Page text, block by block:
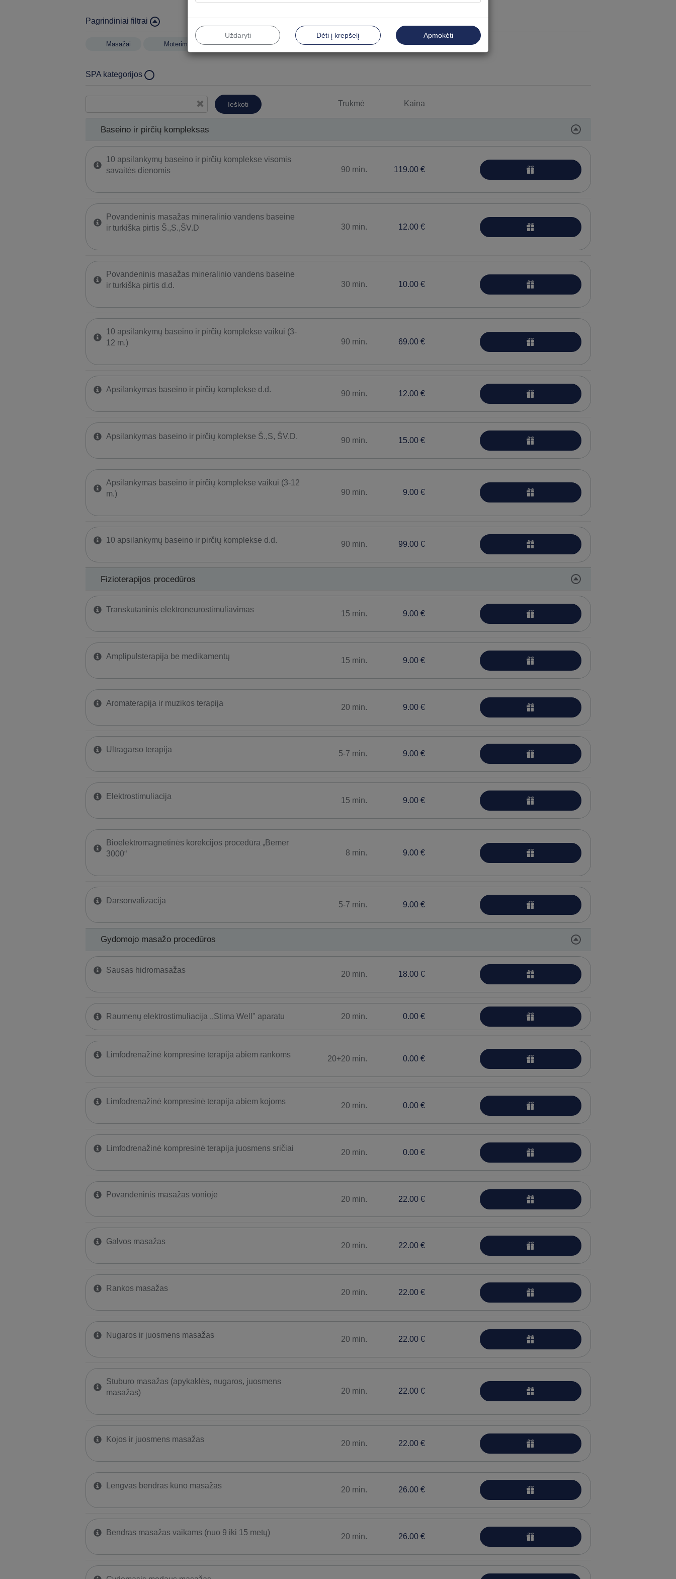
Pagrindiniai filtrai
Masažai Moterims Vyrams
SPA kategorijos
Baseino ir pirčių kompleksas
Gydomojo purvo procedūros
Kineziterapija
Ieškoti Trukmė Kaina
Baseino ir pirčių kompleksas
10 apsilankymų baseino ir pirčių komplekse visomis
savaitės dienomis
90 min. 119.00 €
Povandeninis masažas mineralinio vandens baseine
ir turkiška pirtis Š.,S.,ŠV.D
30 min. 12.00 €
Povandeninis masažas mineralinio vandens baseine
ir turkiška pirtis d.d.
30 min. 10.00 €
10 apsilankymų baseino ir pirčių komplekse vaikui (3-
12 m.)
90 min. 69.00 €
Apsilankymas baseino ir pirčių komplekse d.d. 90 min. 12.00 €
Apsilankymas baseino ir pirčių komplekse Š.,S, ŠV.D. 90 min. 15.00 €
Apsilankymas baseino ir pirčių komplekse vaikui (3-12
m.)
90 min. 9.00 €
10 apsilankymų baseino ir pirčių komplekse d.d. 90 min. 99.00 €
Fizioterapijos procedūros
​Transkutaninis elektroneurostimuliavimas 15 min. 9.00 €
Amplipulsterapija be medikamentų 15 min. 9.00 €
​Aromaterapija ir muzikos terapija 20 min. 9.00 €
Ultragarso terapija 5-7 min. 9.00 €
Elektrostimuliacija 15 min. 9.00 €
Bioelektromagnetinės korekcijos procedūra „Bemer
3000“
8 min. 9.00 €
Darsonvalizacija 5-7 min. 9.00 €
Gydomojo masažo procedūros
Sausas hidromasažas 20 min. 18.00 €
Raumenų elektrostimuliacija ,,Stima Well" aparatu 20 min. 0.00 €
Limfodrenažinė kompresinė terapija abiem rankoms 20+20 min. 0.00 €
Limfodrenažinė kompresinė terapija abiem kojoms 20 min. 0.00 €
Limfodrenažinė kompresinė terapija juosmens sričiai 20 min. 0.00 €
Povandeninis masažas vonioje 20 min. 22.00 €
Galvos masažas 20 min. 22.00 €
Rankos masažas 20 min. 22.00 €
Nugaros ir juosmens masažas 20 min. 22.00 €
Stuburo masažas (apykaklės, nugaros, juosmens
masažas)
20 min. 22.00 €
Kojos ir juosmens masažas 20 min. 22.00 €
Lengvas bendras kūno masažas 20 min. 26.00 €
Bendras masažas vaikams (nuo 9 iki 15 metų) 20 min. 26.00 €
Uždaryti Dėti į krepšelį Apmokėti